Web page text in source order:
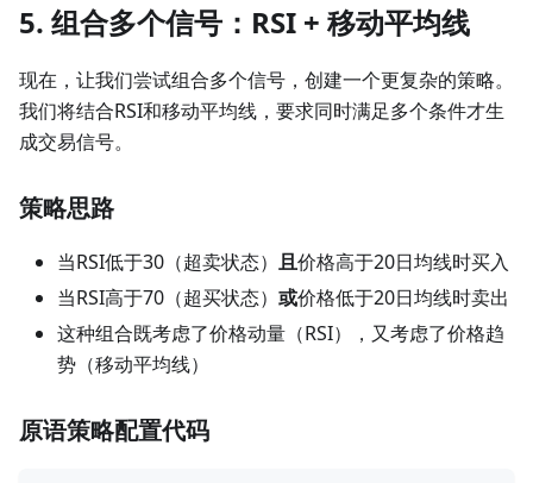
5. 组合多个信号：RSI + 移动平均线
现在，让我们尝试组合多个信号，创建一个更复杂的策略。
我们将结合RSI和移动平均线，要求同时满足多个条件才生
成交易信号。
策略思路
当RSI低于30（超卖状态） 且价格高于20日均线时买入
当RSI高于70（超买状态） 或价格低于20日均线时卖出
这种组合既考虑了价格动量（RSI），又考虑了价格趋
势（移动平均线）
原语策略配置代码